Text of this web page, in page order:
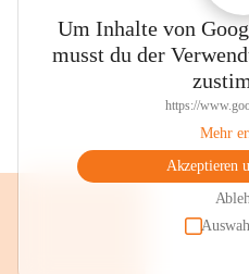
Um Inhalte von
musst du der
https://
Mehr
Akzeptieren